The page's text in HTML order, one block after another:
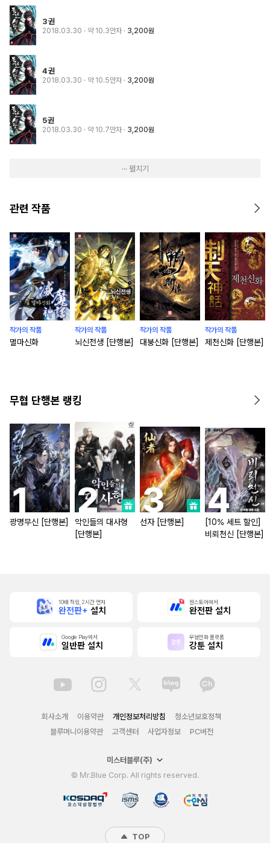
3권
2018.03.30 · 약 10.3만자 3,200원
4권
2018.03.30 · 약 10.5만자 3,200원
5권
2018.03.30 · 약 10.7만자 3,200원
··· 펼치기
관련 작품
작가의 작품
멸마신화
작가의 작품
뇌신전생 [단행본]
작가의 작품
대붕신화 [단행본]
작가의 작품
제천신화 [단행본]
무협 단행본 랭킹
광명무신 [단행본]
악인들의 대사형
[단행본]
선자 [단행본]
[10% 세트 할인]
비뢰천신 [단행본]
10배 적립, 2시간 먼저
완전판+ 설치
원스토어에서
완전판 설치
Google Play에서
일반판 설치
무협만화 플랫폼
강툰 설치
회사소개 이용약관 개인정보처리방침
청소년보호정책
블루머니이용약관
고객센터 사업자정보 PC버전
미스터블루(주)
© Mr.Blue Corp. All rights reserved.
TOP